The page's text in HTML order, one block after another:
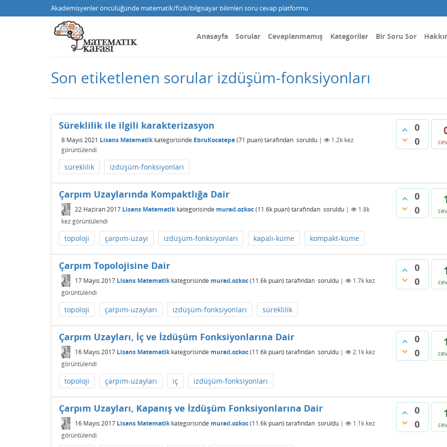
Akademisyenler öncülüğünde matematik/fizik/bilgisayar bilimleri soru cevap platformu
Anasayfa Sorular Cevaplanmamış Kategoriler Bir Soru Sor
Son etiketlenen sorular izdüşüm-fonksiyonları
0
0
Süreklilik ile ilgili karakterizasyon
8 Mayıs 2021 Lisans Matematikkategorisinde EbruKocatepe(71 puan) tarafından soruldu | 1.2k kez
görüntülendi
süreklilik izdüşüm-fonksiyonları
0
0
Çarpım Uzaylarında Kompaktlığa Dair
22 Haziran 2017 Lisans Matematikkategorisinde murad.ozkoc(11.6k puan) tarafından soruldu |
1.8k
kez görüntülendi
topoloji çarpım-uzayı izdüşüm-fonksiyonları kapalı-küme kompakt-küme
0
0
Çarpım Topolojisine Dair
17 Mayıs 2017 Lisans Matematikkategorisinde murad.ozkoc(11.6k puan) tarafından soruldu | 1.7k kez
görüntülendi
topoloji çarpım-uzayları izdüşüm-fonksiyonları süreklilik
0
0
Çarpım Uzayları, İç ve İzdüşüm Fonksiyonlarına Dair
16 Mayıs 2017 Lisans Matematikkategorisinde murad.ozkoc(11.6k puan) tarafından soruldu | 2.1k kez
görüntülendi
topoloji çarpım-uzayları iç izdüşüm-fonksiyonları
0
0
Çarpım Uzayları, Kapanış ve İzdüşüm Fonksiyonlarına Dair
16 Mayıs 2017 Lisans Matematikkategorisinde murad.ozkoc(11.6k puan) tarafından soruldu | 1.1k kez
görüntülendi